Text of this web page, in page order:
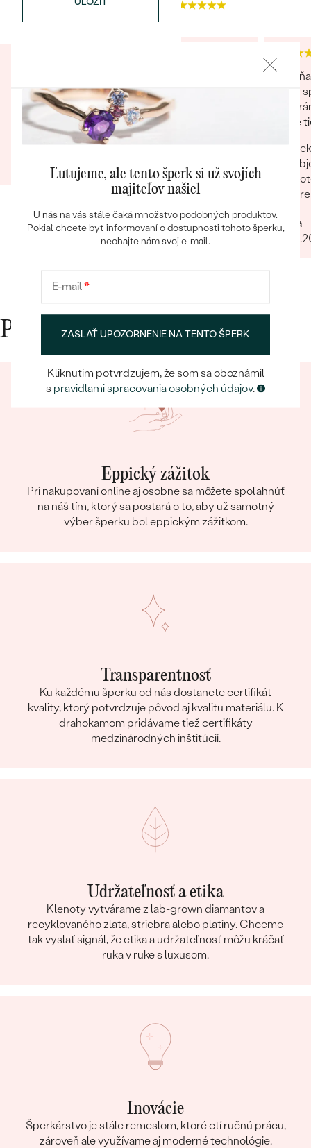
Bestsellery
OBJAVIŤ
4.9
obchodu. Som rád, že ešte aj v dnešnej dobe
takíto predajcovia existujú. Nayvše, prsteň sa
manželke veľmi páči a v budúcnosti tu určite
radi znovu nakúpime :)
15.09.2023
Zobraziť celú recenziu
Za
tovar
na
ktoré
Mária
Prečo nakupovať v Eppi
Eppický zážitok
Pri nakupovaní online aj osobne sa môžete spoľahnúť
na náš tím, ktorý sa postará o to, aby už samotný
výber šperku bol eppickým zážitkom.
Transparentnosť
Ku každému šperku od nás dostanete certifikát
kvality, ktorý potvrdzuje pôvod aj kvalitu materiálu. K
drahokamom pridávame tiež certifikáty
medzinárodných inštitúcií.
Udržateľnosť a etika
Klenoty vytvárame z lab-grown diamantov a
recyklovaného zlata, striebra alebo platiny. Chceme
tak vyslať signál, že etika a udržateľnosť môžu kráčať
ruka v ruke s luxusom.
Inovácie
Šperkárstvo je stále remeslom, ktoré ctí ručnú prácu,
zároveň ale využívame aj moderné technológie.
Ľutujeme, ale tento šperk si už svojích
majiteľov našiel
U nás na vás stále čaká množstvo podobných produktov.
Pokiaľ chcete byť informovaní o dostupnosti tohoto šperku,
nechajte nám svoj e-mail.
E-mail*
ZASLAŤ UPOZORNENIE NA TENTO ŠPERK
Kliknutím potvrdzujem, že som sa oboznámil
s pravidlami spracovania osobných údajov.